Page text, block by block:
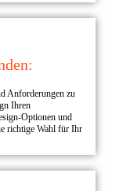
Anforderungen zu
Ihren
Optionen und
richtige Wahl für Ihr